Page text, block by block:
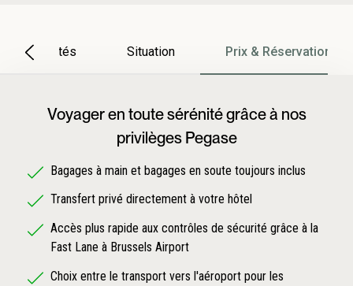
Particularités Situation Prix & Réservation
Voyager en toute sérénité grâce à nos
privilèges Pegase
Bagages à main et bagages en soute toujours inclus
Transfert privé directement à votre hôtel
Accès plus rapide aux contrôles de sécurité grâce à la
Fast Lane à Brussels Airport
Choix entre le transport vers l'aéroport pour les